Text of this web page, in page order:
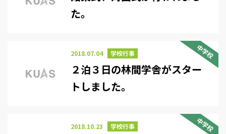
た。
中学校
2018.07.04 学校行事
２泊３日の林間学舎がスター
トしました。
中学校
2018.10.23 学校行事